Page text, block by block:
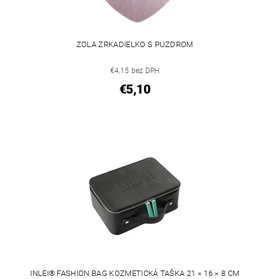
ZOLA ZRKADIELKO S PUZDROM
€4,15 bez DPH
€5,10
INLEI® FASHION BAG KOZMETICKÁ TAŠKA 21 × 16 × 8 CM